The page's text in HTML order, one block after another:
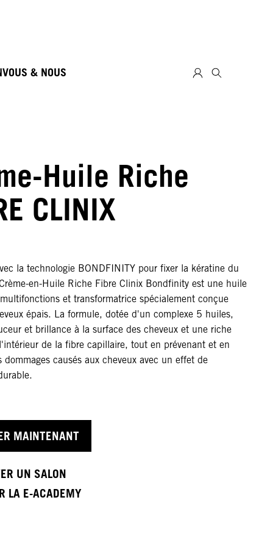
VOUS & NOUS
Huile Riche
CLINIX
la technologie BONDFINITY pour fixer la kératine du
en-Huile Riche Fibre Clinix Bondfinity est une huile
et transformatrice spécialement conçue
épais. La formule, dotée d'un complexe 5 huiles,
et brillance à la surface des cheveux et une riche
de la fibre capillaire, tout en prévenant et en
dommages causés aux cheveux avec un effet de
MAINTENANT
UN SALON
LA E-ACADEMY